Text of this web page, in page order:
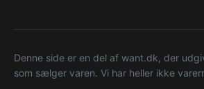
Denne side er en del af want.dk, der
som sælger varen. Vi har heller ikke